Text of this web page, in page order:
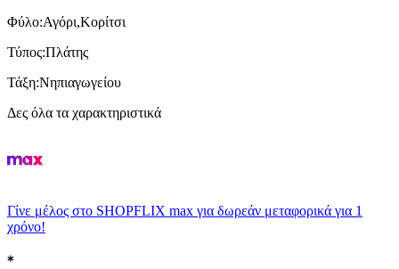
Φύλο:Αγόρι,Κορίτσι
Τύπος:Πλάτης
Τάξη:Νηπιαγωγείου
Δες όλα τα χαρακτηριστικά
Γίνε μέλος στο SHOPFLIX max για δωρεάν μεταφορικά για 1
χρόνο!